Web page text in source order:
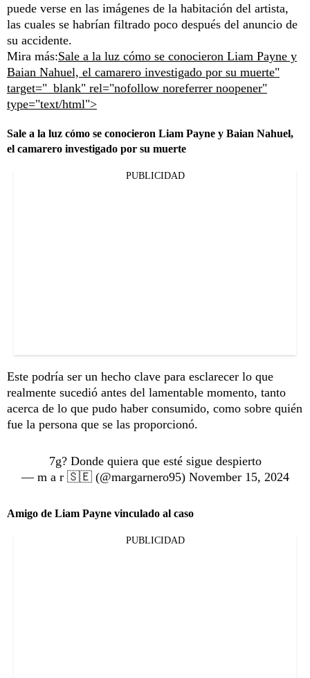
puede verse en las imágenes de la habitación del artista,
las cuales se habrían filtrado poco después del anuncio de
su accidente.
Mira más:Sale a la luz cómo se conocieron Liam Payne y
Baian Nahuel, el camarero investigado por su muerte"
target="_blank" rel="nofollow noreferrer noopener"
type="text/html">
Sale a la luz cómo se conocieron Liam Payne y Baian Nahuel,
el camarero investigado por su muerte
PUBLICIDAD
Este podría ser un hecho clave para esclarecer lo que
realmente sucedió antes del lamentable momento, tanto
acerca de lo que pudo haber consumido, como sobre quién
fue la persona que se las proporcionó.
7g? Donde quiera que esté sigue despierto
— m a r 🇸🇪 (@margarnero95) November 15, 2024
Amigo de Liam Payne vinculado al caso
PUBLICIDAD